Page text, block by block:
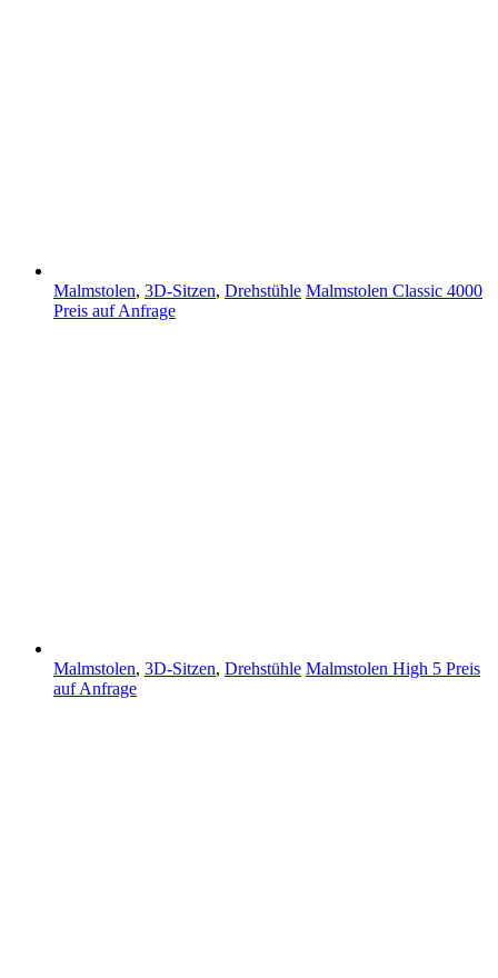
Malmstolen, 3D-Sitzen, Drehstühle Malmstolen Classic 4000
Preis auf Anfrage
Malmstolen, 3D-Sitzen, Drehstühle Malmstolen High 5 Preis
auf Anfrage